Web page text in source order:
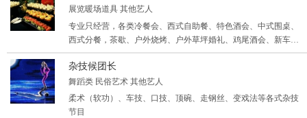
展览暖场道具 其他艺人
专业只经营，各类冷餐会、西式自助餐、特色酒会、中式围桌、
西式分餐，茶歇、户外烧烤、户外草坪婚礼、鸡尾酒会、新车发
布会、试驾会、餐饮会务、及生日派队、同学会、发布会、房
展、看房、产品定货会、品牌发布酒会
杂技候团长
舞蹈类 民俗艺术 其他艺人
柔术（软功）、车技、口技、顶碗、走钢丝、变戏法等各式杂技
节目